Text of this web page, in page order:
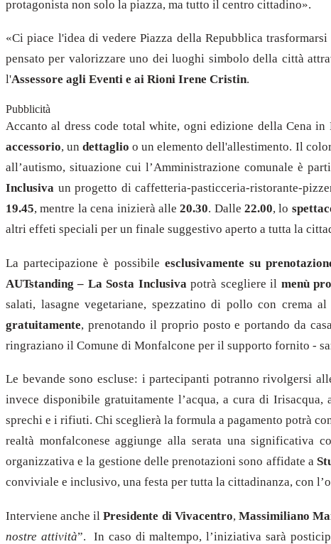
protagonista non solo la piazza, ma tutto il centro cittadino».
«Ci piace l'idea di vedere Piazza della Repubblica
pensato per valorizzare uno dei luoghi simbolo della città
l'Assessore agli Eventi e ai Rioni Irene Cristin.
Pubblicità
Accanto al dress code total white, ogni edizione della Cena
accessorio, un dettaglio o un elemento dell'allestimento. Il
all’autismo, situazione cui l’Amministrazione comunale è
Inclusiva un progetto di caffetteria-pasticceria-ristorante-
19.45, mentre la cena inizierà alle20.30. Dalle22.00, lo
altri effeti speciali per un finale suggestivo aperto a tutta la
La partecipazione è possibile esclusivamente su
AUTstanding – La Sosta Inclusiva potrà scegliere il menù
salati, lasagne vegetariane, spezzatino di pollo con crema
gratuitamente, prenotando il proprio posto e portando da
ringraziano il Comune di Monfalcone per il supporto fornito -
Le bevande sono escluse: i partecipanti potranno rivolgersi
invece disponibile gratuitamente l’acqua, a cura di
sprechi e i rifiuti. Chi sceglierà la formula a pagamento potrà
realtà monfalconese aggiunge alla serata una significativa
organizzativa e la gestione delle prenotazioni sono affidate a
conviviale e inclusivo, una festa per tutta la cittadinanza, con
Interviene anche ilPresidente di Vivacentro, Massimiliano
nostre attività”. In caso di maltempo, l’iniziativa sarà